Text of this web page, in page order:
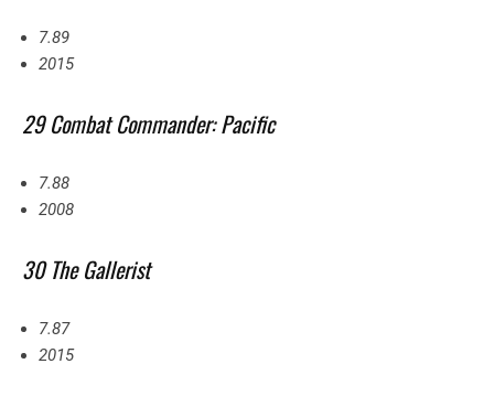
7.89
2015
29 Combat Commander: Pacific
7.88
2008
30 The Gallerist
7.87
2015